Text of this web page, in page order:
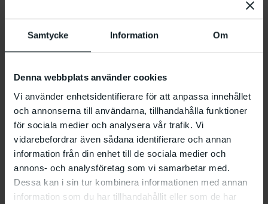
Samtycke Information Om
Denna webbplats använder cookies
Vi använder enhetsidentifierare för att anpassa innehållet
och annonserna till användarna, tillhandahålla funktioner
för sociala medier och analysera vår trafik. Vi
vidarebefordrar även sådana identifierare och annan
information från din enhet till de sociala medier och
annons- och analysföretag som vi samarbetar med.
Dessa kan i sin tur kombinera informationen med annan
information som du har tillhandahållit eller som de har